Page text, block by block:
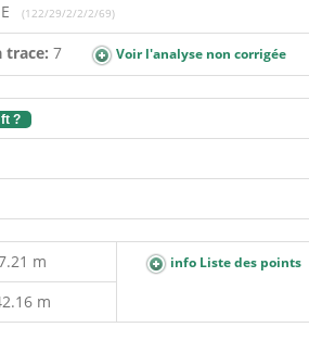
E (122/29/2/2/2/69)
trace: 7 Voir l'analyse non corrigée
?
m info Liste des points
m